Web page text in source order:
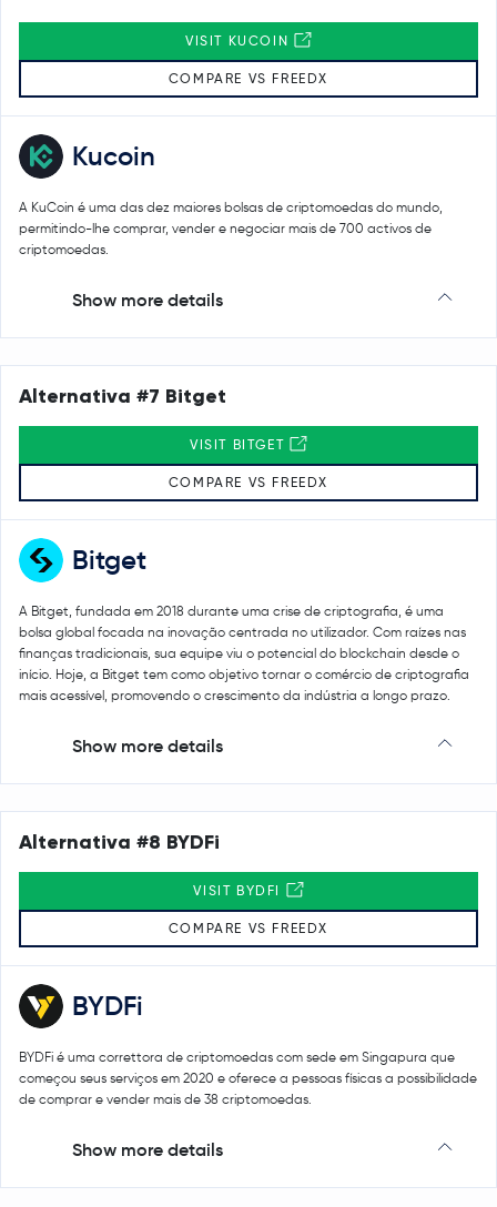
Kucoin
A KuCoin é uma das dez maiores bolsas de criptomoedas do mundo,
permitindo-lhe comprar, vender e negociar mais de 700 activos de
criptomoedas.
Show more details
VISIT KUCOIN
COMPARE VS FREEDX
Bitget
A Bitget, fundada em 2018 durante uma crise de criptografia, é uma
bolsa global focada na inovação centrada no utilizador. Com raízes nas
finanças tradicionais, sua equipe viu o potencial do blockchain desde o
início. Hoje, a Bitget tem como objetivo tornar o comércio de criptografia
mais acessível, promovendo o crescimento da indústria a longo prazo.
Show more details
Alternativa #7 Bitget
VISIT BITGET
COMPARE VS FREEDX
BYDFi
BYDFi é uma correttora de criptomoedas com sede em Singapura que
começou seus serviços em 2020 e oferece a pessoas físicas a possibilidade
de comprar e vender mais de 38 criptomoedas.
Show more details
Alternativa #8 BYDFi
VISIT BYDFI
COMPARE VS FREEDX